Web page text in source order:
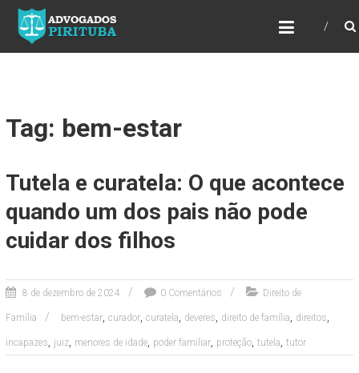
ADVOGADOS PIRITUBA
Precisando de advogado? Entre em contato!
Fazemos toda a assessoria que você
Tag: bem-estar
Tutela e curatela: O que acontece
quando um dos pais não pode
cuidar dos filhos
8 de dezembro de 2024 0 Comentários Direito de
Família bem-estar, curador, curatela, deveres, direito de família, direitos,
incapazes, juiz, menores de idade, poder familiar, proteção, tutela, tutor